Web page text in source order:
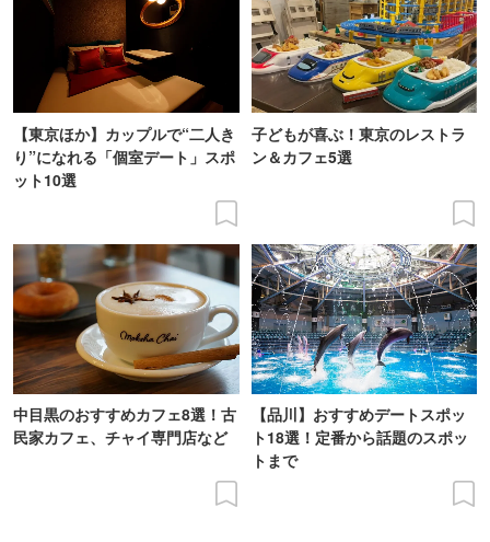
【東京ほか】カップルで“二人き
り”になれる「個室デート」スポ
ット10選
子どもが喜ぶ！東京のレストラ
ン＆カフェ5選
中目黒のおすすめカフェ8選！古
民家カフェ、チャイ専門店など
【品川】おすすめデートスポッ
ト18選！定番から話題のスポッ
トまで